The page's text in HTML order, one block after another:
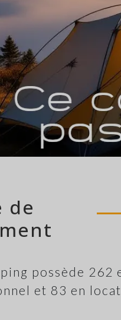
262
de
possède 262
et 83 en